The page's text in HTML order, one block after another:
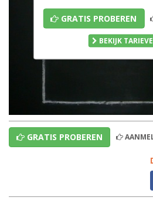
GRATIS PROBEREN
BEKIJK
GRATIS PROBEREN